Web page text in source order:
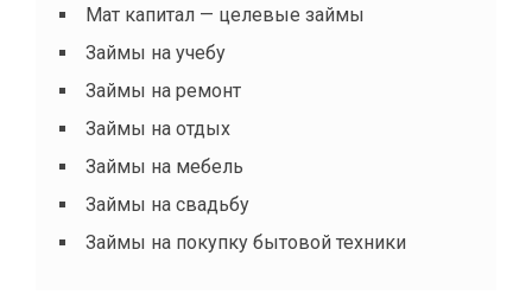
Мат капитал — целевые займы
Займы на учебу
Займы на ремонт
Займы на отдых
Займы на мебель
Займы на свадьбу
Займы на покупку бытовой техники